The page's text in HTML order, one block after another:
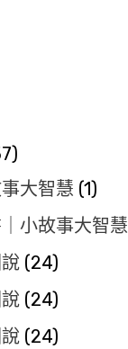
大智慧 (1)
小故事大智慧
(24)
(24)
(24)